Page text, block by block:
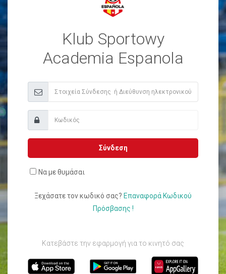
Klub Sportowy
Academia Espanola
Σύνδεση
Να με θυμάσαι
Ξεχάσατε τον κωδικό σας? Επαναφορά Κωδικού
Πρόσβασης !
Κατεβάστε την εφαρμογή για το κινητό σας